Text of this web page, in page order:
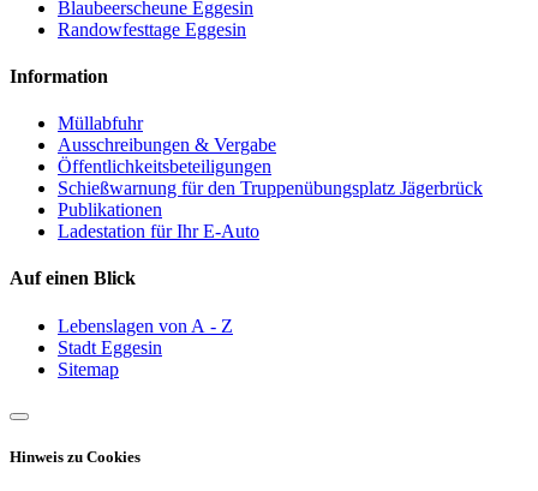
Blaubeerscheune Eggesin
Randowfesttage Eggesin
Information
Müllabfuhr
Ausschreibungen & Vergabe
Öffentlichkeitsbeteiligungen
Schießwarnung für den Truppenübungsplatz Jägerbrück
Publikationen
Ladestation für Ihr E-Auto
Auf einen Blick
Lebenslagen von A - Z
Stadt Eggesin
Sitemap
Hinweis zu Cookies